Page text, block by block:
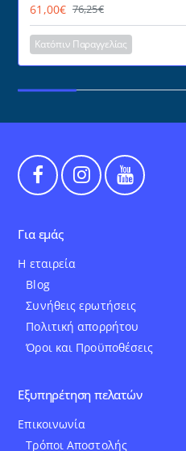
προστατευτικό κάλυμμα
61,00€ 76,25€
Κατόπιν Παραγγελίας
Για εμάς
Η εταιρεία
Blog
Συνήθεις ερωτήσεις
Πολιτική απορρήτου
Όροι και Προϋποθέσεις
Εξυπηρέτηση πελατών
Επικοινωνία
Τρόποι Αποστολής